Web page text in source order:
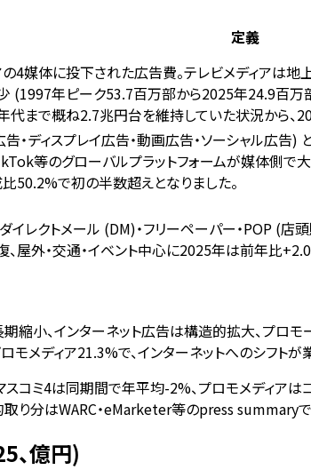
定義
の4媒体に投下された広告費。テレビメディアは
(1997年ピーク53.7百万部から2025年24.9百
代まで概ね2.7兆円台を維持していた状況から、
・ディスプレイ広告・動画広告・ソーシャル広告)
等のグローバルプラットフォームが媒体側
50.2%で初の半数超えとなりました。
イレクトメール (DM)・フリーペーパー・POP (
屋外・交通・イベント中心に2025年は前年比
期縮小、インターネット広告は構造的拡大、プロ
メディア21.3%で、インターネットへのシフト
コミ4は同期間で年平均-2%、プロモメディア
り分はWARC・eMarketer等のpress summaryで
、億円)